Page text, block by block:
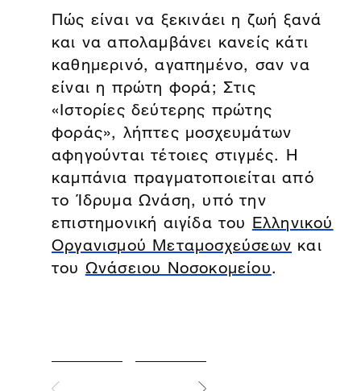
Πώς είναι να ξεκινάει η ζωή ξανά
και να απολαμβάνει κανείς κάτι
καθημερινό, αγαπημένο, σαν να
είναι η πρώτη φορά; Στις
«Ιστορίες δεύτερης πρώτης
φοράς», λήπτες μοσχευμάτων
αφηγούνται τέτοιες στιγμές. Η
καμπάνια πραγματοποιείται από
το Ίδρυμα Ωνάση, υπό την
επιστημονική αιγίδα του Ελληνικού
Οργανισμού Μεταμοσχεύσεων και
του Ωνάσειου Νοσοκομείου.